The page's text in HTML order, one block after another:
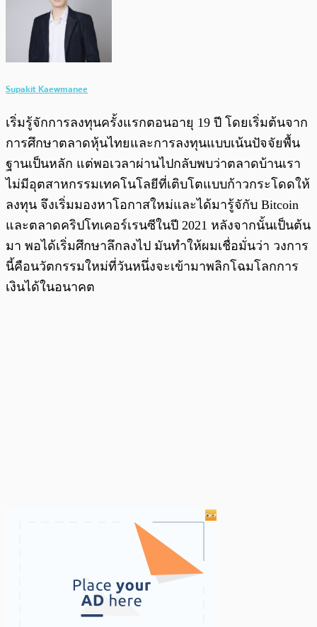
Supakit Kaewmanee
เริ่มรู้จักการลงทุนครั้งแรกตอนอายุ 19 ปี โดยเริ่มต้นจาก
การศึกษาตลาดหุ้นไทยและการลงทุนแบบเน้นปัจจัยพื้น
ฐานเป็นหลัก แต่พอเวลาผ่านไปกลับพบว่าตลาดบ้านเรา
ไม่มีอุตสาหกรรมเทคโนโลยีที่เติบโตแบบก้าวกระโดดให้
ลงทุน จึงเริ่มมองหาโอกาสใหม่และได้มารู้จักับ Bitcoin
และตลาดคริปโทเคอร์เรนซีในปี 2021 หลังจากนั้นเป็นต้น
มา พอได้เริ่มศึกษาลึกลงไป มันทำให้ผมเชื่อมั่นว่า วงการ
นี้คือนวัตกรรมใหม่ที่วันหนึ่งจะเข้ามาพลิกโฉมโลกการ
เงินได้ในอนาคต